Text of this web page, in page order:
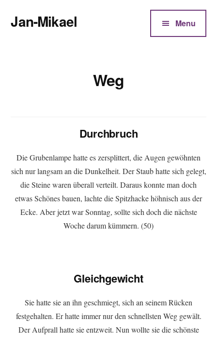
Inhalt
springen
menu
Jan-Mikael Menu
Weg
Durchbruch
Die Grubenlampe hatte es zersplittert, die Augen gewöhnten
sich nur langsam an die Dunkelheit. Der Staub hatte sich gelegt,
die Steine waren überall verteilt. Daraus konnte man doch
etwas Schönes bauen, lachte die Spitzhacke höhnisch aus der
Ecke. Aber jetzt war Sonntag, sollte sich doch die nächste
Woche darum kümmern. (50)
Gleichgewicht
Sie hatte sie an ihn geschmiegt, sich an seinem Rücken
festgehalten. Er hatte immer nur den schnellsten Weg gewält.
Der Aufprall hatte sie entzweit. Nun wollte sie die schönste